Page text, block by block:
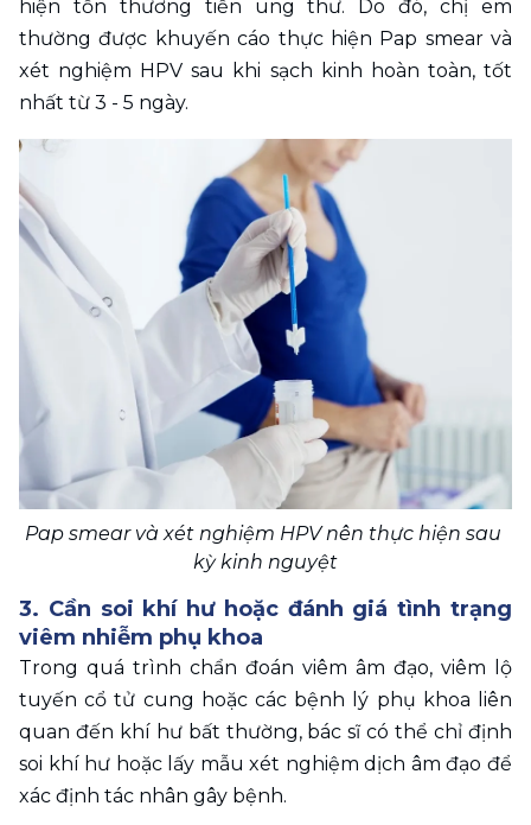
hiện tổn thương tiền ung thư. Do đó, chị em
thường được khuyến cáo thực hiện Pap smear và
xét nghiệm HPV sau khi sạch kinh hoàn toàn, tốt
nhất từ 3 - 5 ngày.
Pap smear và xét nghiệm HPV nên thực hiện sau
kỳ kinh nguyệt
3. Cần soi khí hư hoặc đánh giá tình trạng
viêm nhiễm phụ khoa
Trong quá trình chẩn đoán viêm âm đạo, viêm lộ
tuyến cổ tử cung hoặc các bệnh lý phụ khoa liên
quan đến khí hư bất thường, bác sĩ có thể chỉ định
soi khí hư hoặc lấy mẫu xét nghiệm dịch âm đạo để
xác định tác nhân gây bệnh.